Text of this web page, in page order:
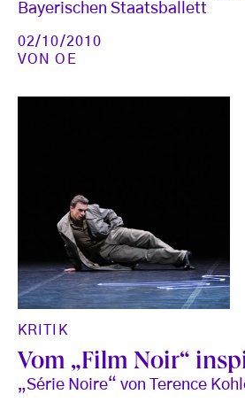
Bayerischen Staatsballett
02/10/2010
VONOE
KRITIK
Vom „Film Noir“
„Série Noire“ von Terence